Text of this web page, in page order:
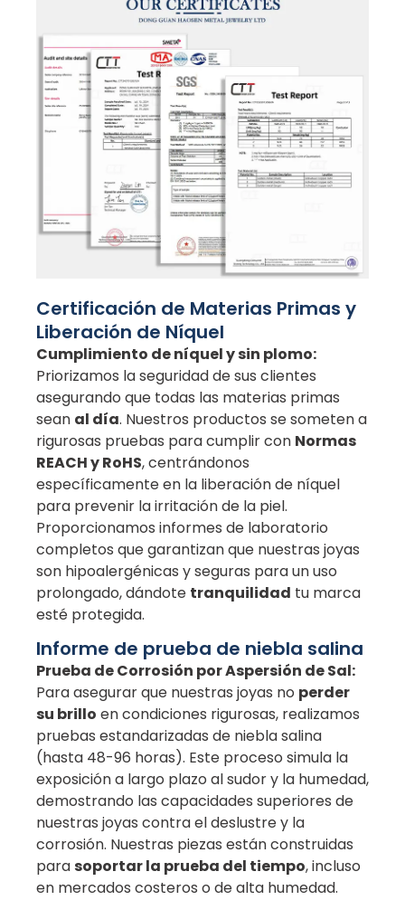
Certificación de Materias Primas y
Liberación de Níquel
Cumplimiento de níquel y sin plomo:
Priorizamos la seguridad de sus clientes
asegurando que todas las materias primas
sean al día. Nuestros productos se someten a
rigurosas pruebas para cumplir con Normas
REACH y RoHS, centrándonos
específicamente en la liberación de níquel
para prevenir la irritación de la piel.
Proporcionamos informes de laboratorio
completos que garantizan que nuestras joyas
son hipoalergénicas y seguras para un uso
prolongado, dándote tranquilidad tu marca
esté protegida.
Informe de prueba de niebla salina
Prueba de Corrosión por Aspersión de Sal:
Para asegurar que nuestras joyas no perder
su brillo en condiciones rigurosas, realizamos
pruebas estandarizadas de niebla salina
(hasta 48-96 horas). Este proceso simula la
exposición a largo plazo al sudor y la humedad,
demostrando las capacidades superiores de
nuestras joyas contra el deslustre y la
corrosión. Nuestras piezas están construidas
para soportar la prueba del tiempo, incluso
en mercados costeros o de alta humedad.